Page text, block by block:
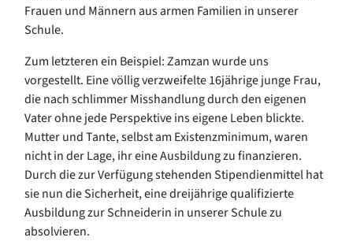
Frauen und Männern aus armen Familien in unserer
Schule.
Zum letzteren ein Beispiel: Zamzan wurde uns
vorgestellt. Eine völlig verzweifelte 16jährige junge Frau,
die nach schlimmer Misshandlung durch den eigenen
Vater ohne jede Perspektive ins eigene Leben blickte.
Mutter und Tante, selbst am Existenzminimum, waren
nicht in der Lage, ihr eine Ausbildung zu finanzieren.
Durch die zur Verfügung stehenden Stipendienmittel hat
sie nun die Sicherheit, eine dreijährige qualifizierte
Ausbildung zur Schneiderin in unserer Schule zu
absolvieren.